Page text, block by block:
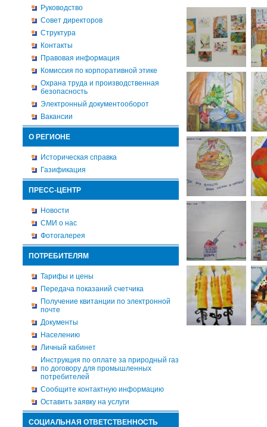
Руководство
Совет директоров
Структура
Контакты
Правовая информация
Комиссия по корпоративной этике
Охрана труда и производственная
безопасность
Электронный документооборот
Вакансии
О РЕГИОНЕ
Историческая справка
Газификация
ПРЕСС-ЦЕНТР
Новости
СМИ о нас
Фотогалерея
ПОТРЕБИТЕЛЯМ
Тарифы и цены
Передача показаний счетчика
Получение квитанции по электронной
почте
Документы
Населению
Личный кабинет
Инструкция по оплате за природный газ
по договору для промышленных
потребителей
Сообщите контактную информацию
Оставить заявку на услуги
СОЦИАЛЬНАЯ ОТВЕТСТВЕННОСТЬ